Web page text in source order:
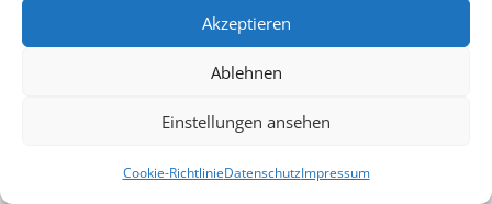
Akzeptieren
Ablehnen
Einstellungen ansehen
Cookie-RichtlinieDatenschutzImpressum
Unsere Fenster bieten erstklassige
Wärmedämmung, um Energiekosten zu
senken und Komfort zu erhöhen.